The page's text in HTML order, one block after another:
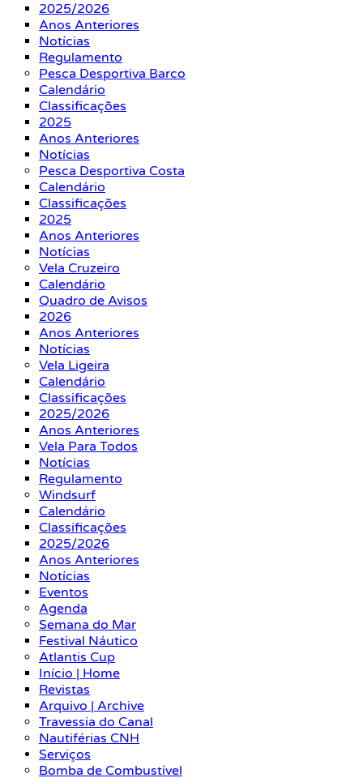
2025/2026
Anos Anteriores
Notícias
Regulamento
Pesca Desportiva Barco
Calendário
Classificações
2025
Anos Anteriores
Notícias
Pesca Desportiva Costa
Calendário
Classificações
2025
Anos Anteriores
Notícias
Vela Cruzeiro
Calendário
Quadro de Avisos
2026
Anos Anteriores
Notícias
Vela Ligeira
Calendário
Classificações
2025/2026
Anos Anteriores
Vela Para Todos
Notícias
Regulamento
Windsurf
Calendário
Classificações
2025/2026
Anos Anteriores
Notícias
Eventos
Agenda
Semana do Mar
Festival Náutico
Atlantis Cup
Início | Home
Revistas
Arquivo | Archive
Travessia do Canal
Nautiférias CNH
Serviços
Bomba de Combustível